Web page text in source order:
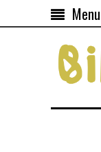
Menu